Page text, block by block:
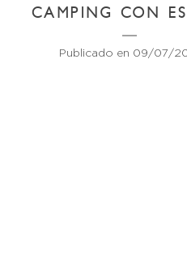
CAMPING CON
Publicado en 09/07/